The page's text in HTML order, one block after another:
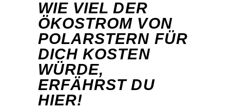
WIE VIEL DER
ÖKOSTROM VON
POLARSTERN FÜR
DICH KOSTEN
WÜRDE,
ERFÄHRST DU
HIER!